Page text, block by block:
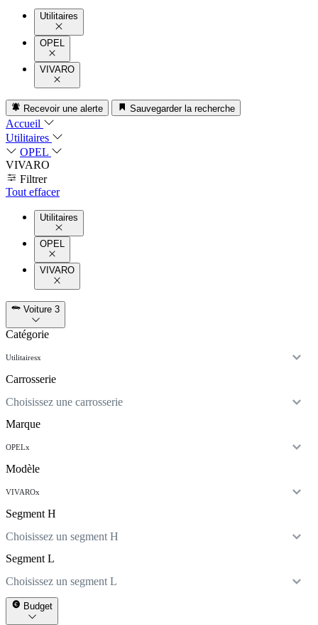
Utilitaires
OPEL
VIVARO
Recevoir une alerte Sauvegarder la recherche
Accueil
Utilitaires
OPEL
VIVARO
Filtrer
Tout effacer
Utilitaires
OPEL
VIVARO
Voiture 3
Catégorie
Utilitairesx
Carrosserie
Choisissez une carrosserie
Marque
OPELx
Modèle
VIVAROx
Segment H
Choisissez un segment H
Segment L
Choisissez un segment L
Budget